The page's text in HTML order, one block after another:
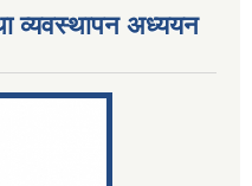
व्यवस्थापन अध्ययन